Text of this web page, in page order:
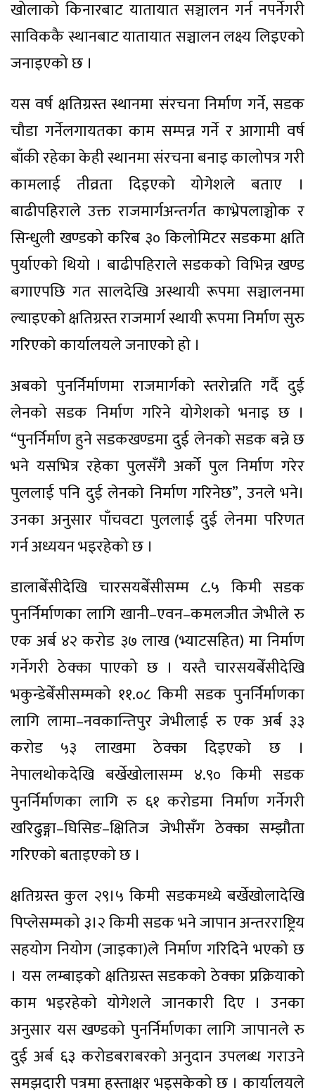
खोलाको किनारबाट यातायात सञ्चालन गर्न नपर्नेगरी
साविककै स्थानबाट यातायात सञ्चालन लक्ष्य लिइएको
जनाइएको छ ।
यस वर्ष क्षतिग्रस्त स्थानमा संरचना निर्माण गर्ने, सडक
चौडा गर्नेलगायतका काम सम्पन्न गर्ने र आगामी वर्ष
बाँकी रहेका केही स्थानमा संरचना बनाइ कालोपत्र गरी
कामलाई तीव्रता दिइएको योगेशले बताए ।
बाढीपहिराले उक्त राजमार्गअन्तर्गत काभ्रेपलाञ्चोक र
सिन्धुली खण्डको करिब ३० किलोमिटर सडकमा क्षति
पुर्याएको थियो । बाढीपहिराले सडकको विभिन्न खण्ड
बगाएपछि गत सालदेखि अस्थायी रूपमा सञ्चालनमा
ल्याइएको क्षतिग्रस्त राजमार्ग स्थायी रूपमा निर्माण सुरु
गरिएको कार्यालयले जनाएको हो ।
अबको पुनर्निर्माणमा राजमार्गको स्तरोन्नति गर्दै दुई
लेनको सडक निर्माण गरिने योगेशको भनाइ छ ।
“पुनर्निर्माण हुने सडकखण्डमा दुई लेनको सडक बन्ने छ
भने यसभित्र रहेका पुलसँगै अर्को पुल निर्माण गरेर
पुललाई पनि दुई लेनको निर्माण गरिनेछ”, उनले भने।
उनका अनुसार पाँचवटा पुललाई दुई लेनमा परिणत
गर्न अध्ययन भइरहेको छ ।
डालाबेँसीदेखि चारसयबेँसीसम्म ८.५ किमी सडक
पुनर्निर्माणका लागि खानी–एवन–कमलजीत जेभीले रु
एक अर्ब ४२ करोड ३७ लाख (भ्याटसहित) मा निर्माण
गर्नेगरी ठेक्का पाएको छ । यस्तै चारसयबेँसीदेखि
भकुन्डेबेँसीसम्मको ११.०८ किमी सडक पुनर्निर्माणका
लागि लामा–नवकान्तिपुर जेभीलाई रु एक अर्ब ३३
करोड ५३ लाखमा ठेक्का दिइएको छ ।
नेपालथोकदेखि बर्खेखोलासम्म ४.९० किमी सडक
पुनर्निर्माणका लागि रु ६१ करोडमा निर्माण गर्नेगरी
खरिढुङ्गा–घिसिङ–क्षितिज जेभीसँग ठेक्का सम्झौता
गरिएको बताइएको छ ।
क्षतिग्रस्त कुल २९।५ किमी सडकमध्ये बर्खेखोलादेखि
पिप्लेसम्मको ३।२ किमी सडक भने जापान अन्तरराष्ट्रिय
सहयोग नियोग (जाइका)ले निर्माण गरिदिने भएको छ
। यस लम्बाइको क्षतिग्रस्त सडकको ठेक्का प्रक्रियाको
काम भइरहेको योगेशले जानकारी दिए । उनका
अनुसार यस खण्डको पुनर्निर्माणका लागि जापानले रु
दुई अर्ब ६३ करोडबराबरको अनुदान उपलब्ध गराउने
समझदारी पत्रमा हस्ताक्षर भइसकेको छ । कार्यालयले